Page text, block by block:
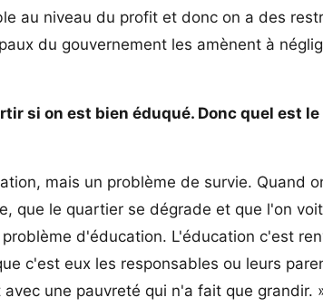
au niveau du profit et donc on a des
du gouvernement les amènent à
si on est bien éduqué. Donc quel est
mais un problème de survie. Quand
que le quartier se dégrade et que l'on
d'éducation. L'éducation c'est
c'est eux les responsables ou leurs
une pauvreté qui n'a fait que grandir.